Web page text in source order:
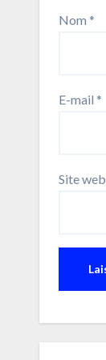
Nom *
E-mail *
Site web